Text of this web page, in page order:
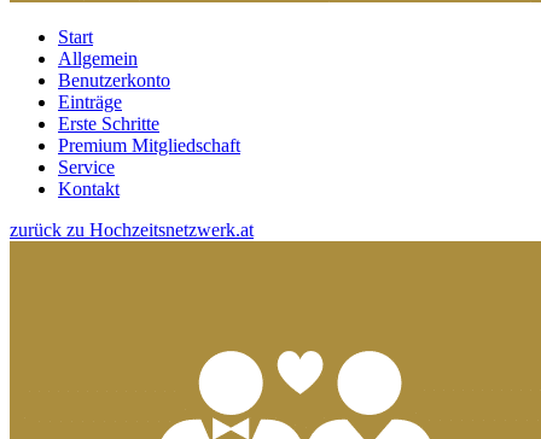
Start
Allgemein
Benutzerkonto
Einträge
Erste Schritte
Premium Mitgliedschaft
Service
Kontakt
zurück zu Hochzeitsnetzwerk.at